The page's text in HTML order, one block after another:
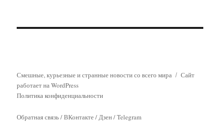
Смешные, курьезные и странные новости со всего мира
Сайт
работает на WordPress
Политика конфиденциальности
Обратная связь/ВКонтакте/Дзен/Telegram